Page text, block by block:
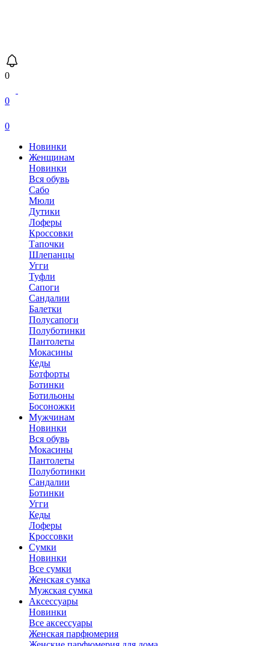
0
0
0
Новинки
Женщинам
Новинки
Вся обувь
Сабо
Мюли
Дутики
Лоферы
Кроссовки
Тапочки
Шлепанцы
Угги
Туфли
Сапоги
Сандалии
Балетки
Полусапоги
Полуботинки
Пантолеты
Мокасины
Кеды
Ботфорты
Ботинки
Ботильоны
Босоножки
Мужчинам
Новинки
Вся обувь
Мокасины
Пантолеты
Полуботинки
Сандалии
Ботинки
Угги
Кеды
Лоферы
Кроссовки
Сумки
Новинки
Все сумки
Женская сумка
Мужская сумка
Аксессуары
Новинки
Все аксессуары
Женская парфюмерия